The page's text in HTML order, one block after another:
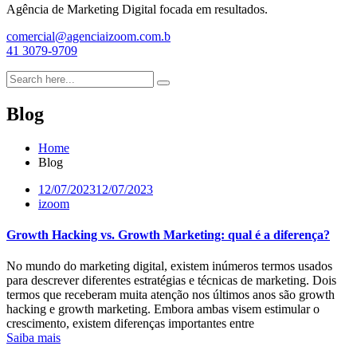
Agência de Marketing Digital focada em resultados.
comercial@agenciaizoom.com.b
41 3079-9709
Blog
Home
Blog
12/07/202312/07/2023
izoom
Growth Hacking vs. Growth Marketing: qual é a diferença?
No mundo do marketing digital, existem inúmeros termos usados ​​
para descrever diferentes estratégias e técnicas de marketing. Dois
termos que receberam muita atenção nos últimos anos são growth
hacking e growth marketing. Embora ambas visem estimular o
crescimento, existem diferenças importantes entre
Saiba mais